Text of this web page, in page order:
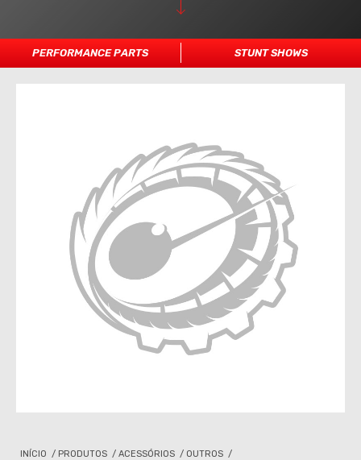
PERFORMANCE PARTS STUNT SHOWS
INÍCIO / PRODUTOS / ACESSÓRIOS / OUTROS /